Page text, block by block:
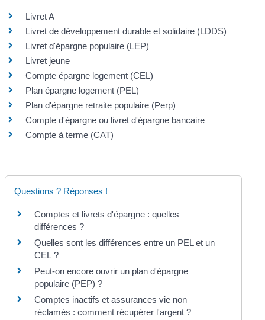
Livret A
Livret de développement durable et solidaire (LDDS)
Livret d'épargne populaire (LEP)
Livret jeune
Compte épargne logement (CEL)
Plan épargne logement (PEL)
Plan d'épargne retraite populaire (Perp)
Compte d'épargne ou livret d'épargne bancaire
Compte à terme (CAT)
Questions ? Réponses !
Comptes et livrets d'épargne : quelles
différences ?
Quelles sont les différences entre un PEL et un
CEL ?
Peut-on encore ouvrir un plan d'épargne
populaire (PEP) ?
Comptes inactifs et assurances vie non
réclamés : comment récupérer l'argent ?